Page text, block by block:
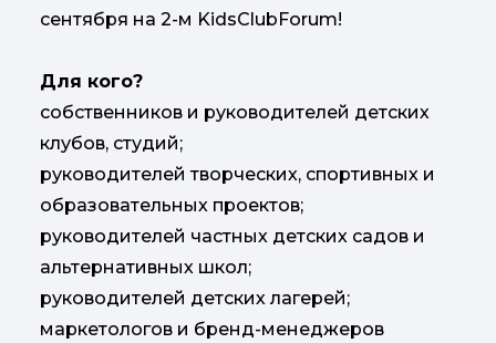
сентября на 2-м KidsClubForum!
Для кого?
собственников и руководителей детских
клубов, студий;
руководителей творческих, спортивных и
образовательных проектов;
руководителей частных детских садов и
альтернативных школ;
руководителей детских лагерей;
маркетологов и бренд-менеджеров